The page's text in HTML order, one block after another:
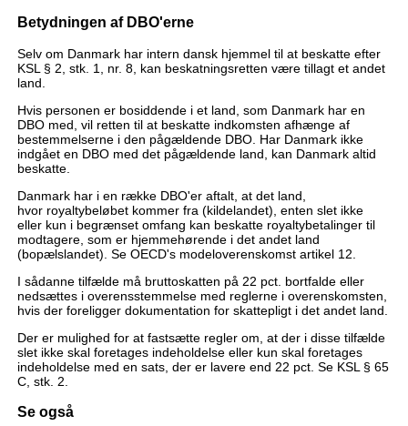
Betydningen af DBO'erne
Selv om Danmark har intern dansk hjemmel til at beskatte efter
KSL § 2, stk. 1, nr. 8, kan beskatningsretten være tillagt et andet
land.
Hvis personen er bosiddende i et land, som Danmark har en
DBO med, vil retten til at beskatte indkomsten afhænge af
bestemmelserne i den pågældende DBO. Har Danmark ikke
indgået en DBO med det pågældende land, kan Danmark altid
beskatte.
Danmark har i en række DBO'er aftalt, at det land,
hvor royaltybeløbet kommer fra (kildelandet), enten slet ikke
eller kun i begrænset omfang kan beskatte royaltybetalinger til
modtagere, som er hjemmehørende i det andet land
(bopælslandet). Se OECD's modeloverenskomst artikel 12.
I sådanne tilfælde må bruttoskatten på 22 pct. bortfalde eller
nedsættes i overensstemmelse med reglerne i overenskomsten,
hvis der foreligger dokumentation for skattepligt i det andet land.
Der er mulighed for at fastsætte regler om, at der i disse tilfælde
slet ikke skal foretages indeholdelse eller kun skal foretages
indeholdelse med en sats, der er lavere end 22 pct. Se KSL § 65
C, stk. 2.
Se også